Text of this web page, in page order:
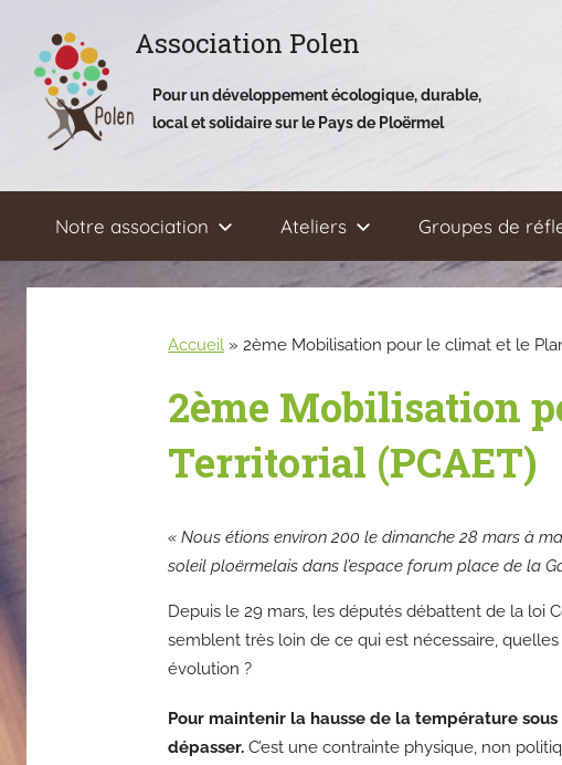
contenu
Association Polen
Pour un développement écologique, durable,
local et solidaire sur le Pays de Ploërmel
Notre association Ateliers Groupes de
Accueil » 2ème Mobilisation pour le climat et le
2ème Mobilisation
Territorial (PCAET)
« Nous étions environ 200 le dimanche 28 mars à
soleil ploërmelais dans l’espace forum place de la
Depuis le 29 mars, les députés débattent de la loi
semblent très loin de ce qui est nécessaire,
évolution ?
Pour maintenir la hausse de la température
dépasser. C’est une contrainte physique, non